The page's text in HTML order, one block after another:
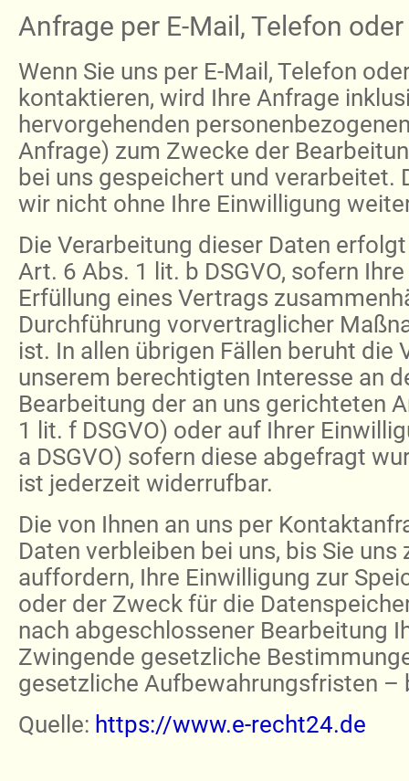
Anfrage per E-Mail, Telefon
Wenn Sie uns per E-Mail, Telefon
kontaktieren, wird Ihre Anfrage
hervorgehenden
Anfrage) zum Zwecke der
bei uns gespeichert und verarbeitet.
wir nicht ohne Ihre Einwilligung
Die Verarbeitung dieser Daten
Art. 6 Abs. 1 lit. b DSGVO, sofern
Erfüllung eines Vertrags
Durchführung vorvertraglicher
ist. In allen übrigen Fällen beruht die
unserem berechtigten Interesse an
Bearbeitung der an uns gerichteten
1 lit. f DSGVO) oder auf Ihrer
a DSGVO) sofern diese abgefragt
ist jederzeit widerrufbar.
Die von Ihnen an uns per
Daten verbleiben bei uns, bis Sie uns
auffordern, Ihre Einwilligung zur
oder der Zweck für die
nach abgeschlossener Bearbeitung
Zwingende gesetzliche
gesetzliche Aufbewahrungsfristen –
Quelle: https://www.e-recht24.de